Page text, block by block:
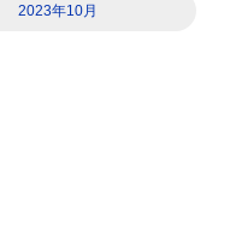
2023年10月